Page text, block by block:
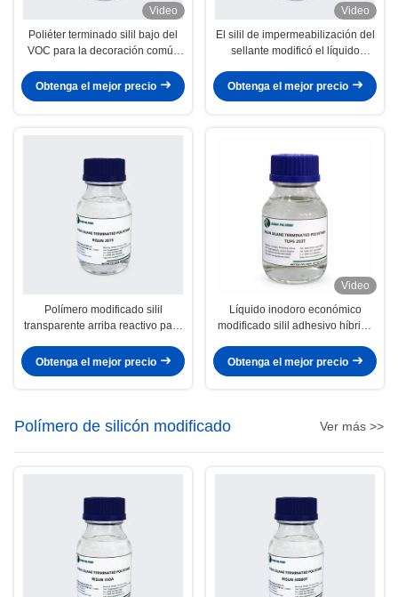
Video
Poliéter terminado silil bajo del
VOC para la decoración común
Obtenga el mejor precio
Video
El silil de impermeabilización del
sellante modificó el líquido
polímero
Obtenga el mejor precio
Polímero modificado silil
transparente arriba reactivo para
construcción de las juntas
Obtenga el mejor precio
Video
Líquido inodoro económico
modificado silil adhesivo híbrido
Obtenga el mejor precio
Polímero de silicón modificado Ver más >>